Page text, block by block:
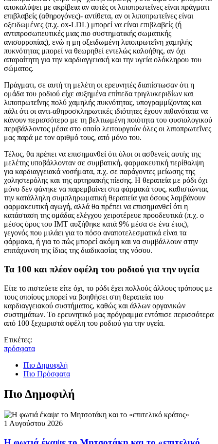
αποκαλύψει με ακρίβεια αν αυτές οι λιποπρωτεΐνες είναι πράγματι
επιβλαβείς (αθηρογόνες)- αντίθετα, αν οι λιποπρωτεΐνες είναι
οξειδωμένες (π.χ. ox-LDL) μπορεί να είναι επιβλαβείς (ή
αντιπροσωπευτικές μιας πιο συστηματικής σωματικής
ανισορροπίας), ενώ η μη οξειδωμένη λιποπρωτεΐνη χαμηλής
πυκνότητας μπορεί να θεωρηθεί εντελώς καλοήθης, αν όχι
απαραίτητη για την καρδιαγγειακή και την υγεία ολόκληρου του
σώματος.
Πράγματι, σε αυτή τη μελέτη οι ερευνητές διαπίστωσαν ότι η
ομάδα του ροδιού είχε αυξημένα επίπεδα τριγλυκεριδίων και
λιποπρωτεΐνης πολύ χαμηλής πυκνότητας, υπογραμμίζοντας και
πάλι ότι οι αντι-αθηροσκληρωτικές ιδιότητες έχουν πιθανότατα να
κάνουν περισσότερο με τη βελτιωμένη ποιότητα του φυσιολογικού
περιβάλλοντος μέσα στο οποίο λειτουργούν όλες οι λιποπρωτεΐνες
μας παρά με τον αριθμό τους, από μόνο του.
Τέλος, θα πρέπει να επισημανθεί ότι όλοι οι ασθενείς αυτής της
μελέτης υποβάλλονταν σε συμβατική, φαρμακευτική περίθαλψη
για καρδιαγγειακά νοσήματα, π.χ. σε παράγοντες μείωσης της
χοληστερόλης και της αρτηριακής πίεσης. Η θεραπεία με ρόδι όχι
μόνο δεν φάνηκε να παρεμβαίνει στα φάρμακά τους, καθιστώντας
την κατάλληλη συμπληρωματική θεραπεία για όσους λαμβάνουν
φαρμακευτική αγωγή, αλλά θα πρέπει να επισημανθεί ότι η
κατάσταση της ομάδας ελέγχου χειροτέρευε προοδευτικά (π.χ. ο
μέσος όρος του IMT αυξήθηκε κατά 9% μέσα σε ένα έτος),
γεγονός που μιλάει για το πόσο αναποτελεσματικά είναι τα
φάρμακα, ή για το πώς μπορεί ακόμη και να συμβάλλουν στην
επιτάχυνση της ίδιας της διαδικασίας της νόσου.
Τα 100 και πλέον οφέλη του ροδιού για την υγεία
Είτε το πιστεύετε είτε όχι, το ρόδι έχει πολλούς άλλους τρόπους με
τους οποίους μπορεί να βοηθήσει στη θεραπεία του
καρδιαγγειακού συστήματος, καθώς και άλλων οργανικών
συστημάτων. Το ερευνητικό μας πρόγραμμα εντόπισε περισσότερα
από 100 ξεχωριστά οφέλη του ροδιού για την υγεία.
Ετικέτες:
πρόσφατα
Πιο Δημοφιλή
Πιο Πρόσφατα
Πιο Δημοφιλή
1 Αυγούστου 2026